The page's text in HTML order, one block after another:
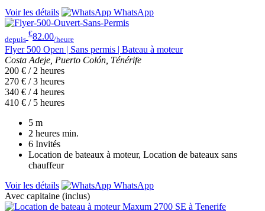
Voir les détails
WhatsApp
depuis
€82.00/heure
Flyer 500 Open | Sans permis | Bateau à moteur
Costa Adeje, Puerto Colón, Ténérife
200 € / 2 heures
270 € / 3 heures
340 € / 4 heures
410 € / 5 heures
5 m
2 heures min.
6 Invités
Location de bateaux à moteur, Location de bateaux sans
chauffeur
Voir les détails
WhatsApp
Avec capitaine (inclus)